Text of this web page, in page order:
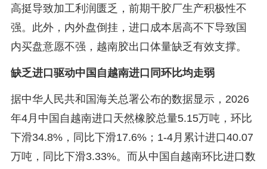
高挺导致加工利润匮乏，前期干胶厂生产积极性不
强。此外，内外盘倒挂，进口成本居高不下导致国
内买盘意愿不强，越南胶出口体量缺乏有效支撑。
缺乏进口驱动中国自越南进口同环比均走弱
据中华人民共和国海关总署公布的数据显示，2026
年4月中国自越南进口天然橡胶总量5.15万吨，环比
下滑34.8%，同比下滑17.6%；1-4月累计进口40.07
万吨，同比下滑3.33%。而从中国自越南环比进口数